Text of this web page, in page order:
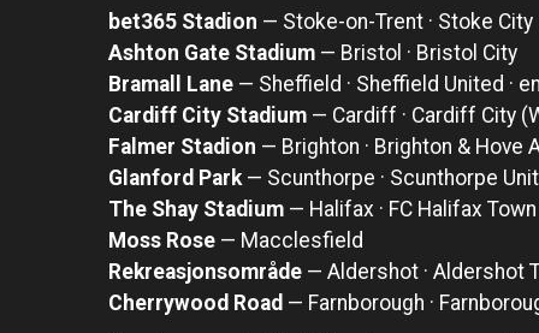
bet365 Stadion — Stoke-on-Trent · Stoke City
Ashton Gate Stadium — Bristol · Bristol City
Bramall Lane — Sheffield · Sheffield United ·
Cardiff City Stadium — Cardiff · Cardiff City
Falmer Stadion — Brighton · Brighton & Hove
Glanford Park— Scunthorpe · Scunthorpe
The Shay Stadium — Halifax · FC Halifax Town
Moss Rose — Macclesfield
Rekreasjonsområde — Aldershot · Aldershot
Cherrywood Road — Farnborough ·